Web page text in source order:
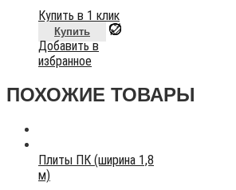
Купить в 1 клик
Купить
Добавить в
избранное
ПОХОЖИЕ ТОВАРЫ
Плиты ПК (ширина 1,8
м)